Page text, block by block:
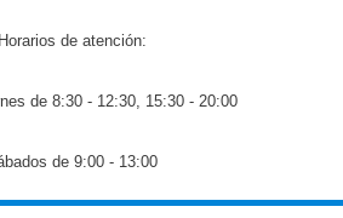
Horarios de atención:
de 8:30 - 12:30, 15:30 - 20:00
de 9:00 - 13:00